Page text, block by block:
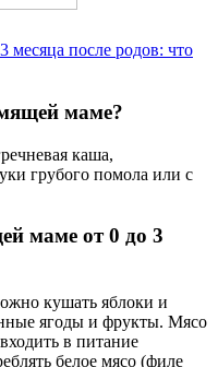
после родов: что
маме?
каша,
грубого помола или с
маме от 0 до 3
кушать яблоки и
ягоды и фрукты. Мясо
в питание
белое мясо (филе